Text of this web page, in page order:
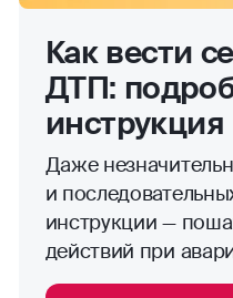
Как вести
ДТП:
инструкция
Даже
и
инструкции —
действий при